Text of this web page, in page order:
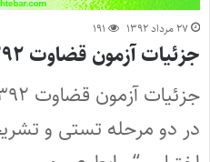
۲۷ مرداد ۱۳۹۲ ۱۹۱
جزئیات آزمون قضاوت ۱۳۹۲ اعلام شد
در دو مرحله تستی و